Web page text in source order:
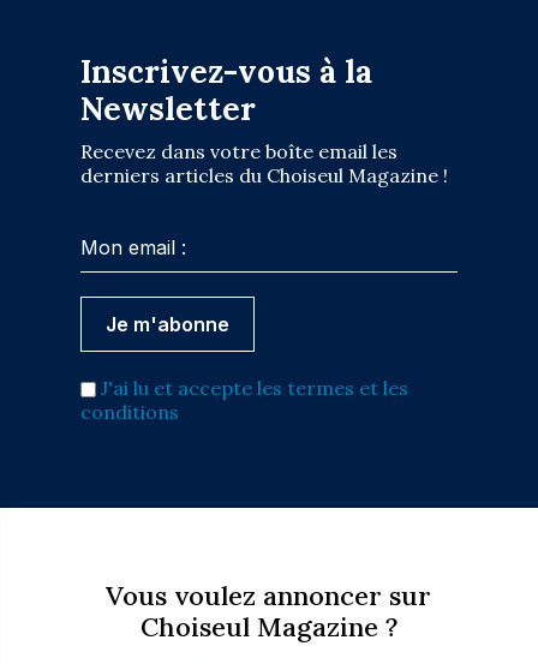
Inscrivez-vous à la
Newsletter
Recevez dans votre boîte email les
derniers articles du Choiseul Magazine !
J'ai lu et accepte les termes et les
conditions
Vous voulez annoncer sur
Choiseul Magazine ?